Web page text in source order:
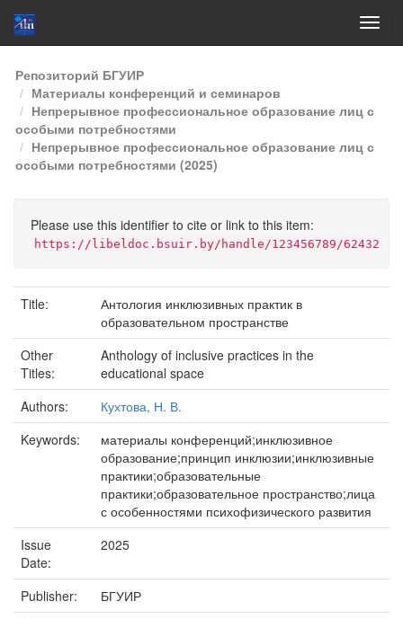
Skip
navigation
Репозиторий БГУИР
Материалы конференций и семинаров
Непрерывное профессиональное образование лиц с
особыми потребностями
Непрерывное профессиональное образование лиц с
особыми потребностями (2025)
Please use this identifier to cite or link to this item:
https://libeldoc.bsuir.by/handle/123456789/62432
Title:
Антология инклюзивных практик в
образовательном пространстве
Other
Titles:
Anthology of inclusive practices in the
educational space
Authors:
Кухтова, Н. В.
Keywords:
материалы конференций;инклюзивное
образование;принцип инклюзии;инклюзивные
практики;образовательные
практики;образовательное пространство;лица
с особенностями психофизического развития
Issue
Date:
2025
Publisher:
БГУИР